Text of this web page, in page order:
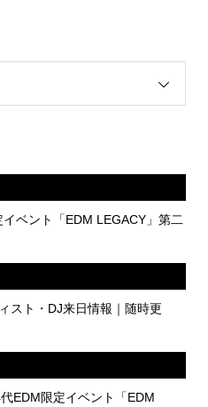
ベント「EDM LEGACY」第二
スト・DJ来日情報｜随時更
EDM限定イベント「EDM